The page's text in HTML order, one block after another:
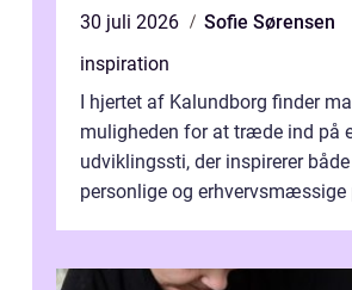
30 juli 2026
Sofie Sørensen
inspiration
I hjertet af Kalundborg finder
muligheden for at træde ind på
udviklingssti, der inspirerer
personlige og erhvervsmæssige